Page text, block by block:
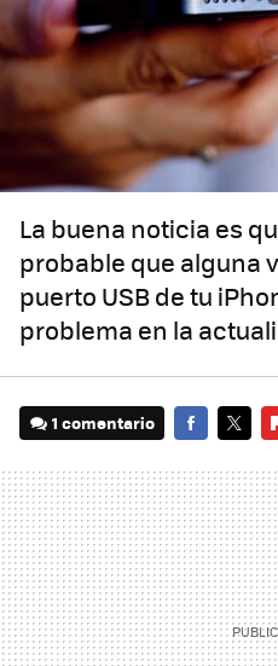
La buena noticia es
probable que alguna
puerto USB de tu
problema en la
1 comentario